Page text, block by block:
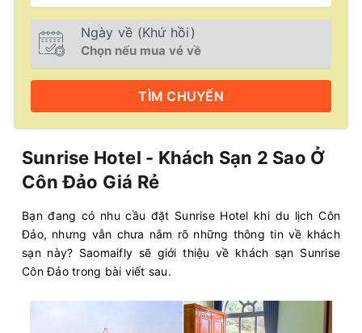
Ngày về (Khứ hồi)
TÌM CHUYẾN
Sunrise Hotel - Khách Sạn 2 Sao Ở
Côn Đảo Giá Rẻ
Bạn đang có nhu cầu đặt Sunrise Hotel khi du lịch Côn
Đảo, nhưng vẫn chưa nắm rõ những thông tin về khách
sạn này? Saomaifly sẽ giới thiệu về khách sạn Sunrise
Côn Đảo trong bài viết sau.